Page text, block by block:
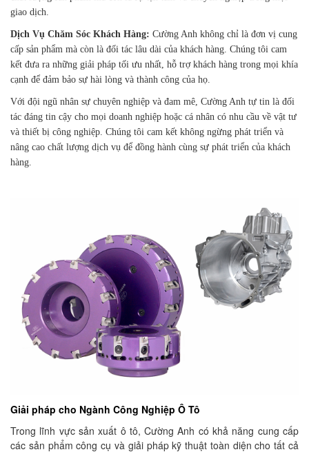
giao dịch.
Dịch Vụ Chăm Sóc Khách Hàng: Cường Anh không chỉ là đơn vị cung
cấp sản phẩm mà còn là đối tác lâu dài của khách hàng. Chúng tôi cam
kết đưa ra những giải pháp tối ưu nhất, hỗ trợ khách hàng trong mọi khía
cạnh để đảm bảo sự hài lòng và thành công của họ.
Với đội ngũ nhân sự chuyên nghiệp và đam mê, Cường Anh tự tin là đối
tác đáng tin cậy cho mọi doanh nghiệp hoặc cá nhân có nhu cầu về vật tư
và thiết bị công nghiệp. Chúng tôi cam kết không ngừng phát triển và
nâng cao chất lượng dịch vụ để đồng hành cùng sự phát triển của khách
hàng.
Giải pháp cho Ngành Công Nghiệp Ô Tô
Trong lĩnh vực sản xuất ô tô, Cường Anh có khả năng cung cấp
các sản phẩm công cụ và giải pháp kỹ thuật toàn diện cho tất cả